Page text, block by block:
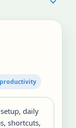
productivity
daily
shortcuts,